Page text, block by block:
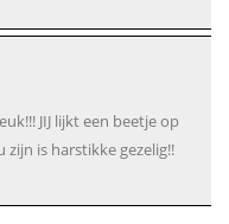
JIJ lijkt een beetje op
is harstikke gezelig!!